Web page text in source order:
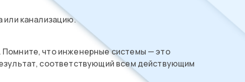
или канализацию.
что инженерные системы — это
соответствующий всем действующим